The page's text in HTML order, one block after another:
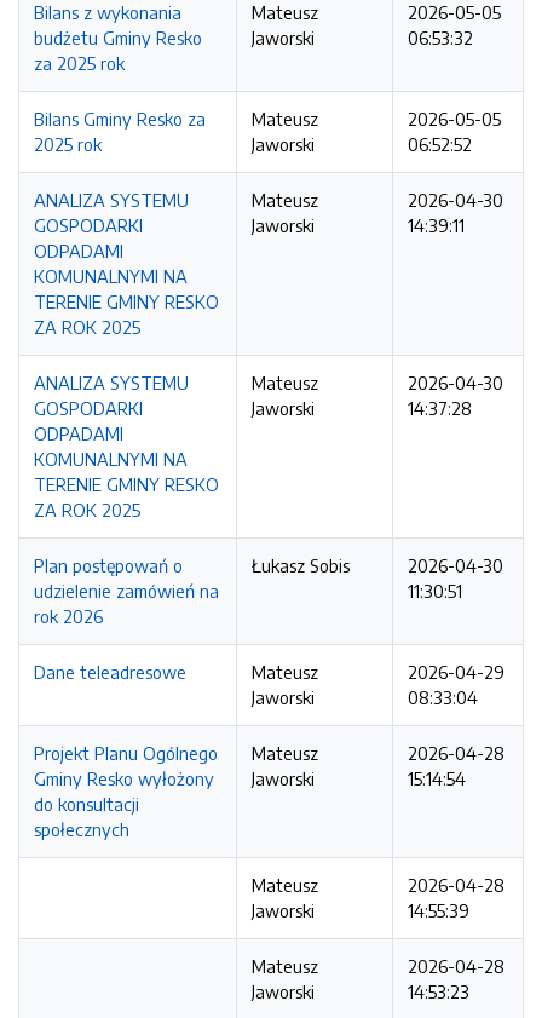
Bilans z wykonania
budżetu Gminy Resko
za 2025 rok
Mateusz
Jaworski
2026-05-05
06:53:32
Bilans Gminy Resko za
2025 rok
Mateusz
Jaworski
2026-05-05
06:52:52
ANALIZA SYSTEMU
GOSPODARKI
ODPADAMI
KOMUNALNYMI NA
TERENIE GMINY RESKO
ZA ROK 2025
Mateusz
Jaworski
2026-04-30
14:39:11
ANALIZA SYSTEMU
GOSPODARKI
ODPADAMI
KOMUNALNYMI NA
TERENIE GMINY RESKO
ZA ROK 2025
Mateusz
Jaworski
2026-04-30
14:37:28
Plan postępowań o
udzielenie zamówień na
rok 2026
Łukasz Sobis
2026-04-30
11:30:51
Dane teleadresowe
Mateusz
Jaworski
2026-04-29
08:33:04
Projekt Planu Ogólnego
Gminy Resko wyłożony
do konsultacji
społecznych
Mateusz
Jaworski
2026-04-28
15:14:54
Mateusz
Jaworski
2026-04-28
14:55:39
Mateusz
Jaworski
2026-04-28
14:53:23